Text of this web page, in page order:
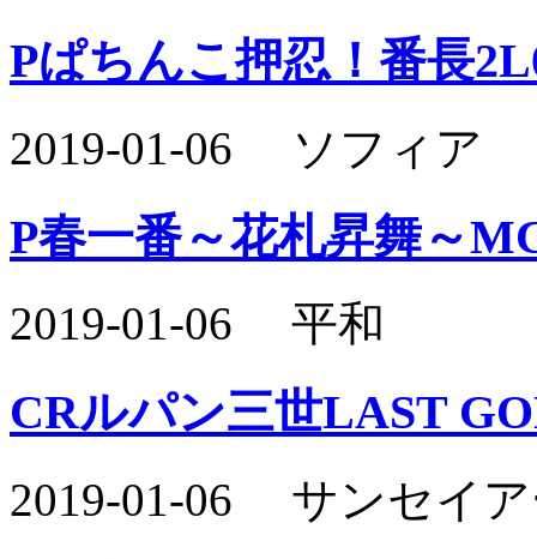
Pぱちんこ押忍！番長
2019-01-06 ソフィア
P春一番～花札昇舞～
2019-01-06 平和
CRルパン三世LAST
2019-01-06 サンセイ